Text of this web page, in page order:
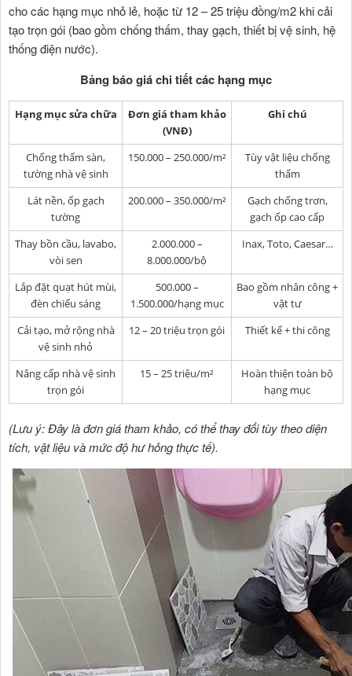
cho các hạng mục nhỏ lẻ, hoặc từ 12 – 25 triệu đồng/m2 khi cải
tạo trọn gói (bao gồm chống thấm, thay gạch, thiết bị vệ sinh, hệ
thống điện nước).
Bảng báo giá chi tiết các hạng mục
Hạng mục sửa chữa
Đơn giá tham khảo
(VNĐ)
Ghi chú
Chống thấm sàn,
tường nhà vệ sinh
150.000 – 250.000/m²
Tùy vật liệu chống
thấm
Lát nền, ốp gạch
tường
200.000 – 350.000/m²
Gạch chống trơn,
gạch ốp cao cấp
Thay bồn cầu, lavabo,
vòi sen
2.000.000 –
8.000.000/bộ
Inax, Toto, Caesar…
Lắp đặt quạt hút mùi,
đèn chiếu sáng
500.000 –
1.500.000/hạng mục
Bao gồm nhân công +
vật tư
Cải tạo, mở rộng nhà
vệ sinh nhỏ
12 – 20 triệu trọn gói Thiết kế + thi công
Nâng cấp nhà vệ sinh
trọn gói
15 – 25 triệu/m²
Hoàn thiện toàn bộ
hạng mục
(Lưu ý: Đây là đơn giá tham khảo, có thể thay đổi tùy theo diện
tích, vật liệu và mức độ hư hỏng thực tế).